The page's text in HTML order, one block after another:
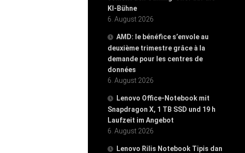
KI-Bühne
6. August 2026
AMD: le bénéfice s’envole au
deuxième trimestre grâce à la
demande pour les centres de
données
6. August 2026
Lenovo Office-Notebook mit
Snapdragon X, 1 TB SSD und 19 h
Laufzeit im Angebot
6. August 2026
Lenovo Rilis Notebook Tipis dan